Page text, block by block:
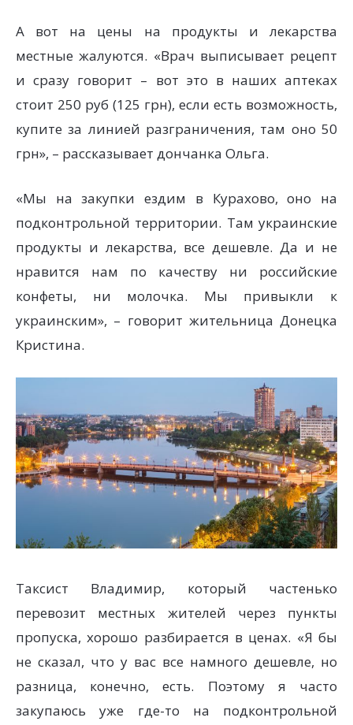
А вот на цены на продукты и лекарства
местные жалуются. «Врач выписывает рецепт
и сразу говорит – вот это в наших аптеках
стоит 250 руб (125 грн), если есть возможность,
купите за линией разграничения, там оно 50
грн», – рассказывает дончанка Ольга.
«Мы на закупки ездим в Курахово, оно на
подконтрольной территории. Там украинские
продукты и лекарства, все дешевле. Да и не
нравится нам по качеству ни российские
конфеты, ни молочка. Мы привыкли к
украинским», – говорит жительница Донецка
Кристина.
Таксист Владимир, который частенько
перевозит местных жителей через пункты
пропуска, хорошо разбирается в ценах. «Я бы
не сказал, что у вас все намного дешевле, но
разница, конечно, есть. Поэтому я часто
закупаюсь уже где-то на подконтрольной